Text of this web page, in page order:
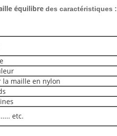
équilibre des caractéristiques :
la maille en nylon
etc.